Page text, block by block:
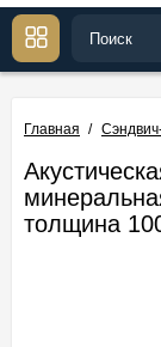
Главная
толщина